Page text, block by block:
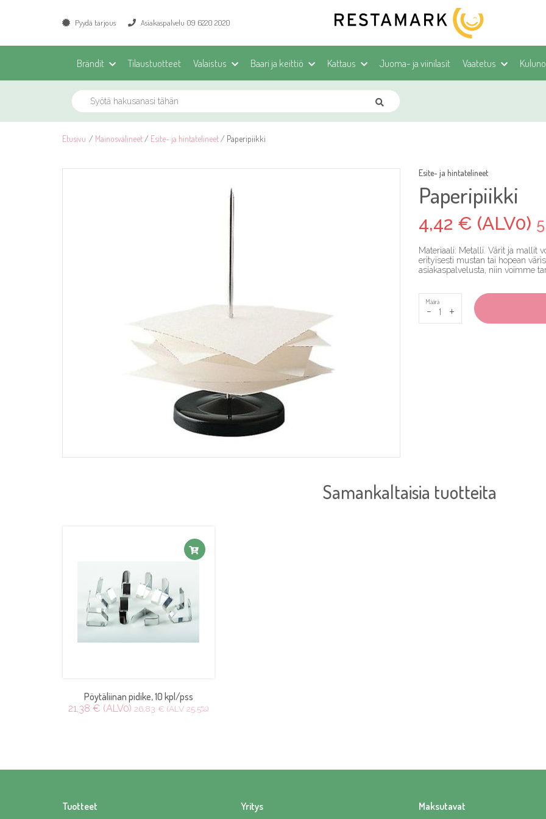
Pyydä tarjous Asiakaspalvelu 09 6220 2020
Brändit Tilaustuotteet Valaistus Baari ja keittiö Kattaus Juoma- ja viinilasit Vaatetus
Etusivu / Mainosvälineet / Esite- ja hintatelineet / Paperipiikki
Esite- ja hintatelineet
Paperipiikki
4,42 € (ALV0)
Materiaali: Metalli. Värit ja mallit
erityisesti mustan tai hopean
asiakaspalvelusta, niin voimme
Määrä
- +
Samankaltaisia tuotteita
Pöytäliinan pidike, 10 kpl/pss
21,38 € (ALV0) 26,83 € (ALV 25.5%)
Tuotteet Yritys Maksutavat